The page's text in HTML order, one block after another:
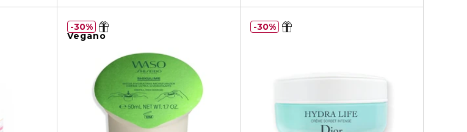
Vegano
30% 30%